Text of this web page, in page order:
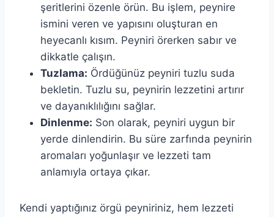
şeritlerini özenle örün. Bu işlem, peynire
ismini veren ve yapısını oluşturan en
heyecanlı kısım. Peyniri örerken sabır ve
dikkatle çalışın.
Tuzlama: Ördüğünüz peyniri tuzlu suda
bekletin. Tuzlu su, peynirin lezzetini artırır
ve dayanıklılığını sağlar.
Dinlenme: Son olarak, peyniri uygun bir
yerde dinlendirin. Bu süre zarfında peynirin
aromaları yoğunlaşır ve lezzeti tam
anlamıyla ortaya çıkar.
Kendi yaptığınız örgü peyniriniz, hem lezzeti